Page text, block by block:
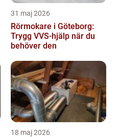
31 maj 2026
Rörmokare i Göteborg:
Trygg VVS-hjälp när du
behöver den
18 maj 2026